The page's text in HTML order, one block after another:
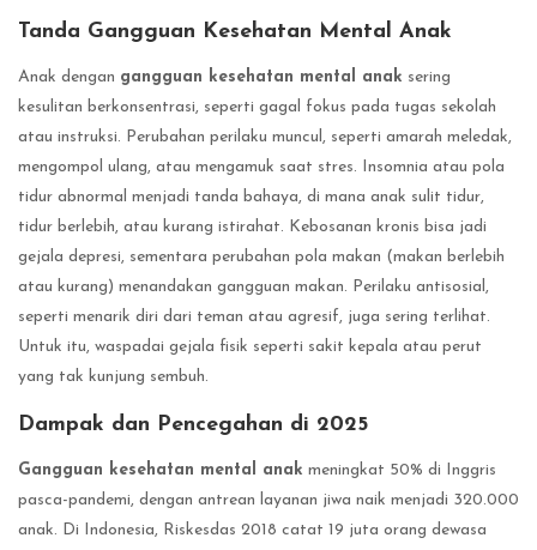
Tanda Gangguan Kesehatan Mental Anak
Anak dengan gangguan kesehatan mental anak sering
kesulitan berkonsentrasi, seperti gagal fokus pada tugas sekolah
atau instruksi. Perubahan perilaku muncul, seperti amarah meledak,
mengompol ulang, atau mengamuk saat stres. Insomnia atau pola
tidur abnormal menjadi tanda bahaya, di mana anak sulit tidur,
tidur berlebih, atau kurang istirahat. Kebosanan kronis bisa jadi
gejala depresi, sementara perubahan pola makan (makan berlebih
atau kurang) menandakan gangguan makan. Perilaku antisosial,
seperti menarik diri dari teman atau agresif, juga sering terlihat.
Untuk itu, waspadai gejala fisik seperti sakit kepala atau perut
yang tak kunjung sembuh.
Dampak dan Pencegahan di 2025
Gangguan kesehatan mental anak meningkat 50% di Inggris
pasca-pandemi, dengan antrean layanan jiwa naik menjadi 320.000
anak. Di Indonesia, Riskesdas 2018 catat 19 juta orang dewasa